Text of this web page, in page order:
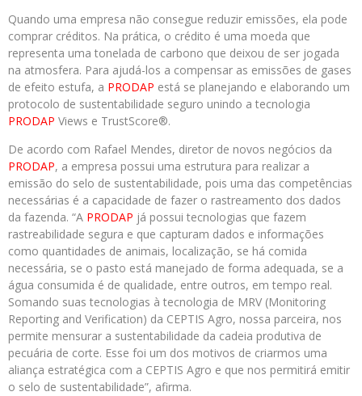
Quando uma empresa não consegue reduzir emissões, ela pode
comprar créditos. Na prática, o crédito é uma moeda que
representa uma tonelada de carbono que deixou de ser jogada
na atmosfera. Para ajudá-los a compensar as emissões de gases
de efeito estufa, a PRODAP está se planejando e elaborando um
protocolo de sustentabilidade seguro unindo a tecnologia
PRODAP Views e TrustScore®.
De acordo com Rafael Mendes, diretor de novos negócios da
PRODAP, a empresa possui uma estrutura para realizar a
emissão do selo de sustentabilidade, pois uma das competências
necessárias é a capacidade de fazer o rastreamento dos dados
da fazenda. “A PRODAP já possui tecnologias que fazem
rastreabilidade segura e que capturam dados e informações
como quantidades de animais, localização, se há comida
necessária, se o pasto está manejado de forma adequada, se a
água consumida é de qualidade, entre outros, em tempo real.
Somando suas tecnologias à tecnologia de MRV (Monitoring
Reporting and Verification) da CEPTIS Agro, nossa parceira, nos
permite mensurar a sustentabilidade da cadeia produtiva de
pecuária de corte. Esse foi um dos motivos de criarmos uma
aliança estratégica com a CEPTIS Agro e que nos permitirá emitir
o selo de sustentabilidade”, afirma.